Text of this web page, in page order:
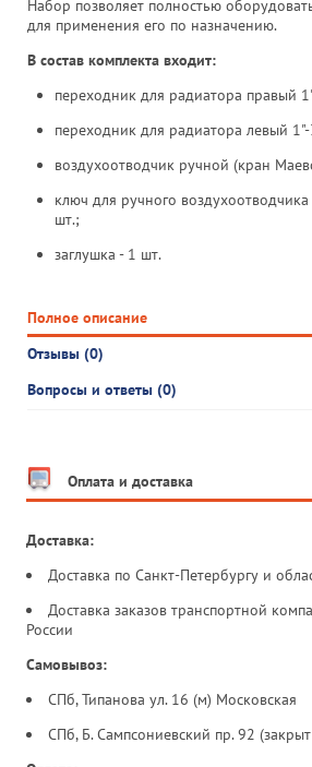
Набор позволяет полностью
для применения его по назначению.
В состав комплекта входит:
переходник для радиатора правый
переходник для радиатора левый
воздухоотводчик ручной (кран
ключ для ручного
шт.;
заглушка - 1 шт.
Полное описание
Отзывы (0)
Вопросы и ответы (0)
Оплата и доставка
Доставка:
Доставка по Санкт-Петербургу и
Доставка заказов транспортной
России
Самовывоз:
СПб, Типанова ул. 16 (м) Московская
СПб, Б. Сампсониевский пр. 92